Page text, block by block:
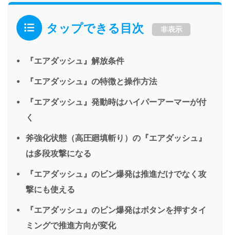
タップできる目次 非表示
『エアダッシュ』解放条件
『エアダッシュ』の特徴と操作方法
『エアダッシュ』発動時はハイパーアーマーが付
く
斧強化状態（高圧廻填斬り）の『エアダッシュ』
は多段攻撃になる
『エアダッシュ』のビン爆発は推進だけでなく攻
撃にも使える
『エアダッシュ』のビン爆発はボタンを押すタイ
ミングで推進方向が変化